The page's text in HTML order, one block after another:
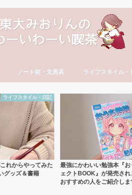
ノート術・文房具 ライフスタイル・
お知らせ
おうち勉強パーフ
ました！中身と
【この本はどの年代向け
8冊の対象年齢と本の内容